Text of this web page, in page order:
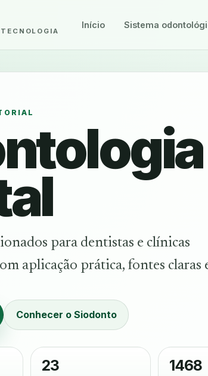
Início Sistema
para dentistas e clínicas
aplicação prática, fontes claras
Conhecer o Siodonto
23 1468